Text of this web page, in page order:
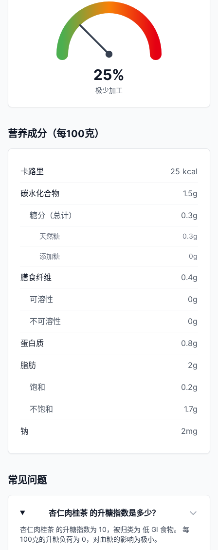
25%
极少加工
营养成分（每100克）
卡路里 25 kcal
碳水化合物 1.5g
糖分（总计） 0.3g
天然糖 0.3g
添加糖 0g
膳食纤维 0.4g
可溶性 0g
不可溶性 0g
蛋白质 0.8g
脂肪 2g
饱和 0.2g
不饱和 1.7g
钠 2mg
常见问题
杏仁肉桂茶 的升糖指数是多少？
杏仁肉桂茶 的升糖指数为 10，被归类为 低 GI 食物。 每
100克的升糖负荷为 0，对血糖的影响为极小。